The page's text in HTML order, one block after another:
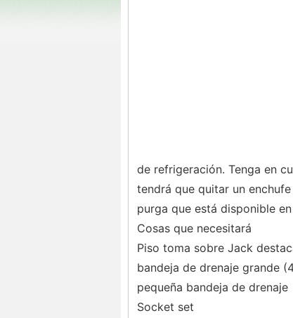
de refrigeración. Tenga en
tendrá que quitar un
purga que está disponible
Cosas que necesitará
Piso toma sobre Jack
bandeja de drenaje grande
pequeña bandeja de drenaje
Socket set